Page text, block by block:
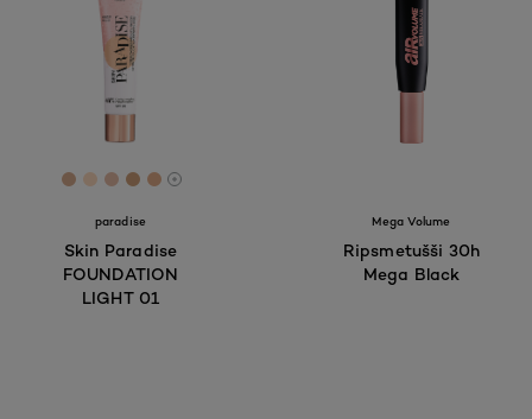
[Color]: #DAAD8F
[Color]: #FFDCC0
[Color]: #E7BEA8
[Color]: #D1A27A
[Color]: #E6B08C
More shades are available
paradise
Skin Paradise
FOUNDATION
LIGHT 01
Mega Volume
Ripsmetušši 30h
Mega Black